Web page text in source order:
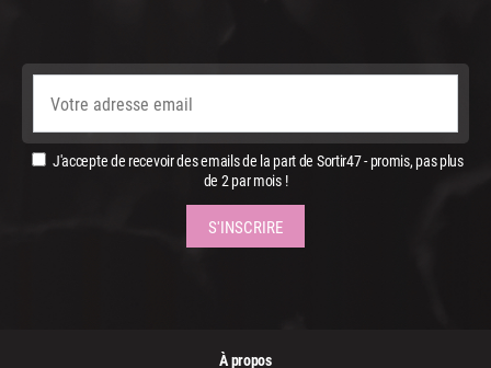
J'accepte de recevoir des emails de la part de Sortir47 - promis, pas plus
de 2 par mois !
À propos